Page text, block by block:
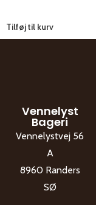
Tilføj til kurv
Vennelyst
Bageri
Vennelystvej 56
A
8960 Randers
SØ